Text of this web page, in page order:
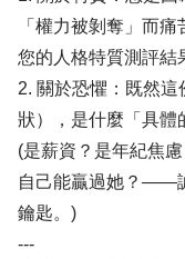
「權力被剝奪」而
您的人格特質測評結
2. 關於恐懼：既然
狀），是什麼「具體
(是薪資？是年紀焦
自己能贏過她？——
鑰匙。)
---